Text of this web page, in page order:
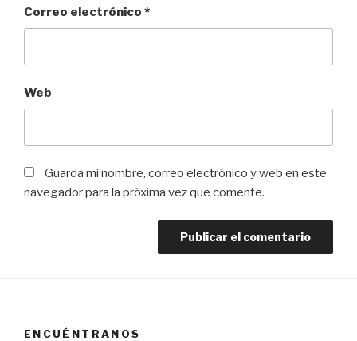
Correo electrónico *
Web
Guarda mi nombre, correo electrónico y web en este
navegador para la próxima vez que comente.
ENCUÉNTRANOS